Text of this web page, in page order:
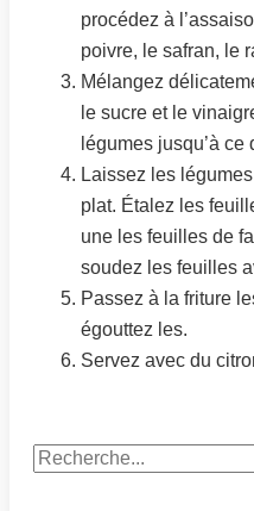
procédez à
poivre, le safran, le
Mélangez
le sucre et le
légumes jusqu’à ce
Laissez les
plat. Étalez les
une les feuilles de
soudez les feuilles
Passez à la friture
égouttez les.
Servez avec du